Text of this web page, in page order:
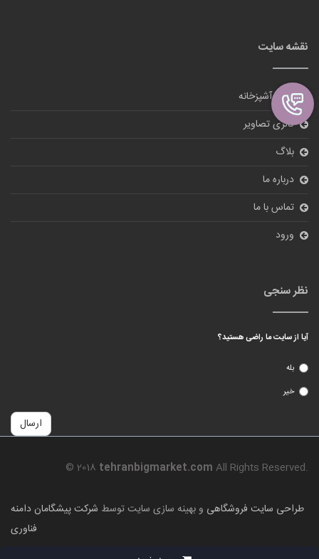
نقشه سایت
لوازم آشپزخانه
گالری تصاویر
بلاگ
درباره ما
تماس با ما
ورود
نظر سنجی
آیا از سایت ما راضی هستید؟
بله
خیر
ارسال
© 2018 tehranbigmarket.com All Rights Reserved.
طراحی سایت فروشگاهی و بهینه سازی سایت توسط شرکت پیشگامان دامنه
فناوری